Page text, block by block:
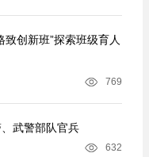
创新班”探索班级育人
769
武警部队官兵
632